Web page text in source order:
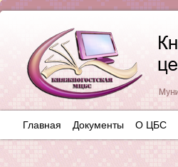
Главная Документы О ЦБС